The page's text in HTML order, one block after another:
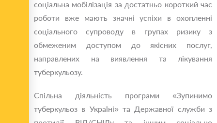
соціальна мобілізація за достатньо короткий час
роботи вже мають значні успіхи в охопленні
соціального супроводу в групах ризику з
обмеженим доступом до якісних послуг,
направлених на виявлення та лікування
туберкульозу.
Спільна діяльність програми «Зупинимо
туберкульоз в Україні» та Державної служби з